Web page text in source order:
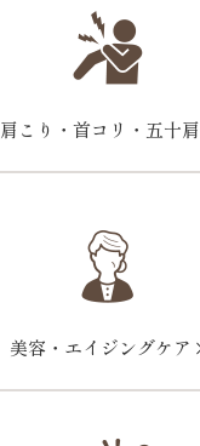
肩こり・首コリ・五十肩
美容・エイジングケア